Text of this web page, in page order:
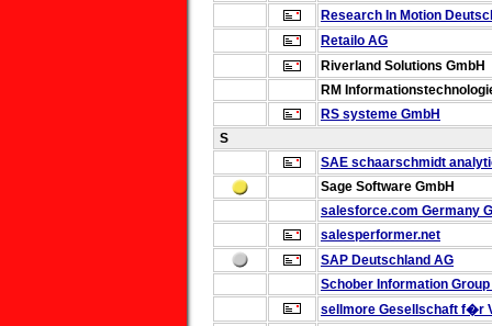
Research In Motion
Retailo AG
Riverland Solutions GmbH
RM
RS systeme GmbH
S
SAE schaarschmidt
Sage Software GmbH
salesforce.com Germany
salesperformer.net
SAP Deutschland AG
Schober Information
sellmore Gesellschaft f�r